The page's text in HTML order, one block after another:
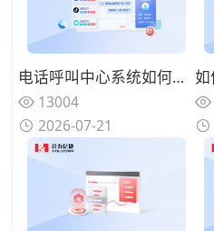
电话呼叫中心系统如何与在线渠道融合？全触点统一路由的协同方案
13004
2026-07-21